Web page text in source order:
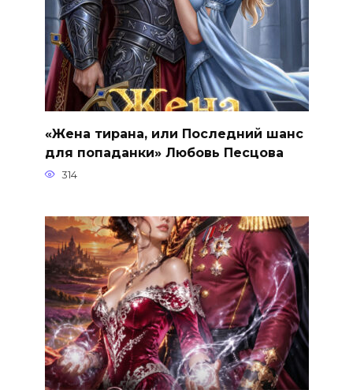
«Жена тирана, или Последний шанс
для попаданки» Любовь Песцова
314